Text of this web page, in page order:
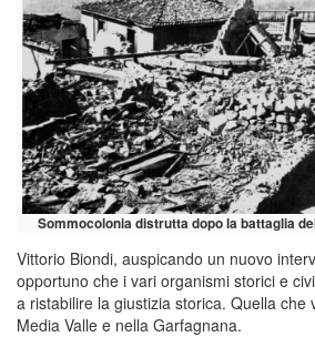
Sommocolonia distrutta dopo la battaglia
Vittorio Biondi, auspicando un nuovo
opportuno che i vari organismi storici e
a ristabilire la giustizia storica. Quella
Media Valle e nella Garfagnana.